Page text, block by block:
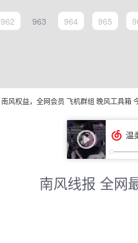
962 963 964 965
南风权益，全网会员 飞机群组 晚风工具箱
南风线报 全网